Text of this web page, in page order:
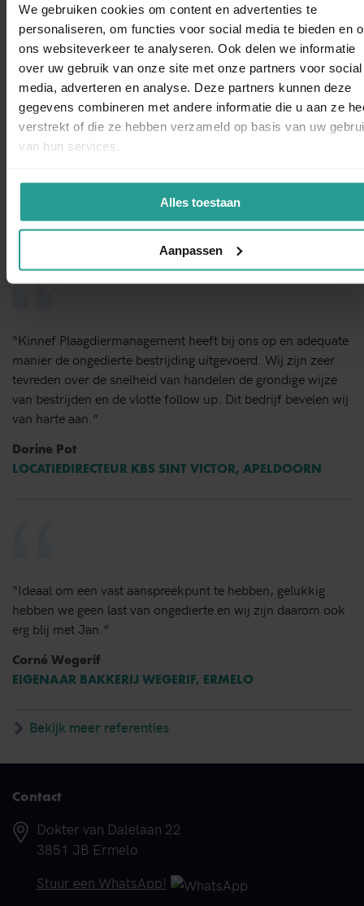
We gebruiken cookies om content en advertenties te
personaliseren, om functies voor social media te bieden en
ons websiteverkeer te analyseren. Ook delen we informatie
over uw gebruik van onze site met onze partners voor social
media, adverteren en analyse. Deze partners kunnen deze
gegevens combineren met andere informatie die u aan ze
verstrekt of die ze hebben verzameld op basis van uw
van hun services.
Alles toestaan
Aanpassen
grondig. Schakel Kinnef in en ongedierte maakt geen enkele
kans in uw bedrijfspand of woning.
STUUR EEN WHATSAPP!
NEEM CONTACT MET ONS OP
Dit zeggen opdrachtgevers over Kinnef
“Kinnef Plaagdiermanagement heeft bij ons op en adequate
manier de ongedierte bestrijding uitgevoerd. Wij zijn zeer
tevreden over de snelheid van handelen de grondige wijze
van bestrijden en de vlotte follow up. Dit bedrijf bevelen wij
van harte aan.”
Dorine Pot
LOCATIEDIRECTEUR KBS SINT VICTOR, APELDOORN
“Ideaal om een vast aanspreekpunt te hebben, gelukkig
hebben we geen last van ongedierte en wij zijn daarom ook
erg blij met Jan.”
Corné Wegerif
EIGENAAR BAKKERIJ WEGERIF, ERMELO
Bekijk meer referenties
Contact
Adres
Dokter van Dalelaan 22
3851 JB Ermelo
Telefoonnummer
Stuur een WhatsApp!